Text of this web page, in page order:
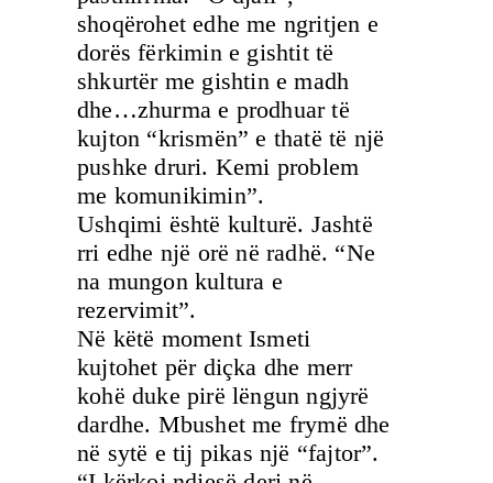
shoqërohet edhe me ngritjen e
dorës fërkimin e gishtit të
shkurtër me gishtin e madh
dhe…zhurma e prodhuar të
kujton “krismën” e thatë të një
pushke druri. Kemi problem
me komunikimin”.
Ushqimi është kulturë. Jashtë
rri edhe një orë në radhë. “Ne
na mungon kultura e
rezervimit”.
Në këtë moment Ismeti
kujtohet për diçka dhe merr
kohë duke pirë lëngun ngjyrë
dardhe. Mbushet me frymë dhe
në sytë e tij pikas një “fajtor”.